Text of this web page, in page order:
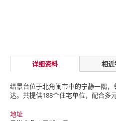
详细资料 相近
缙景台位于北角闹市中的宁静一隅
达。共提供188个住宅单位，配合多
地址